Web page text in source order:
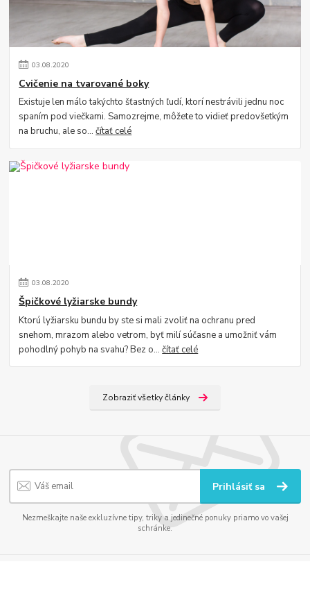
03.08.2020
Cvičenie na tvarované boky
Existuje len málo takýchto šťastných ľudí, ktorí nestrávili jednu noc
spaním pod viečkami. Samozrejme, môžete to vidieť predovšetkým
na bruchu, ale so...čítať celé
03.08.2020
Špičkové lyžiarske bundy
Ktorú lyžiarsku bundu by ste si mali zvoliť na ochranu pred
snehom, mrazom alebo vetrom, byť milí súčasne a umožniť vám
pohodlný pohyb na svahu? Bez o...čítať celé
Zobraziť všetky články
Prihlásiť sa
Nezmeškajte naše exkluzívne tipy, triky a jedinečné ponuky priamo vo vašej
schránke.